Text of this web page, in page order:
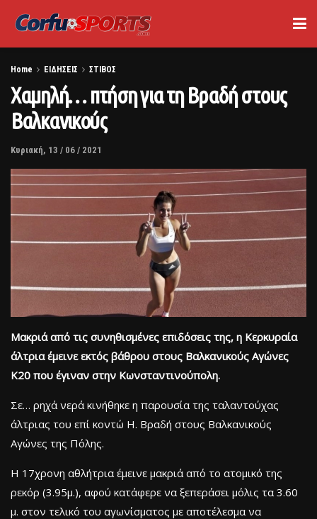
Home ΕΙΔΗΣΕΙΣ ΣΤΙΒΟΣ
Χαμηλή… πτήση για τη Βραδή στους
Βαλκανικούς
Κυριακή, 13 / 06 / 2021
Μακριά από τις συνηθισμένες επιδόσεις της, η Κερκυραία
άλτρια έμεινε εκτός βάθρου στους Βαλκανικούς Αγώνες
Κ20 που έγιναν στην Κωνσταντινούπολη.
Σε… ρηχά νερά κινήθηκε η παρουσία της ταλαντούχας
άλτριας του επί κοντώ Η. Βραδή στους Βαλκανικούς
Αγώνες της Πόλης.
Η 17χρονη αθλήτρια έμεινε μακριά από το ατομικό της
ρεκόρ (3.95μ.), αφού κατάφερε να ξεπεράσει μόλις τα 3.60
μ. στον τελικό του αγωνίσματος με αποτέλεσμα να